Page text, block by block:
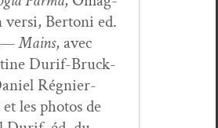
ver­si, Bertoni ed.
—Mains, avec
Durif-Bruck­
Rég­nier-
les pho­tos de